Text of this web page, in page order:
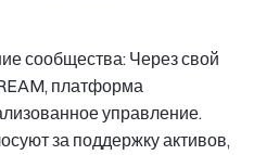
сообщества: Через свой
платформа
управление.
за поддержку активов,